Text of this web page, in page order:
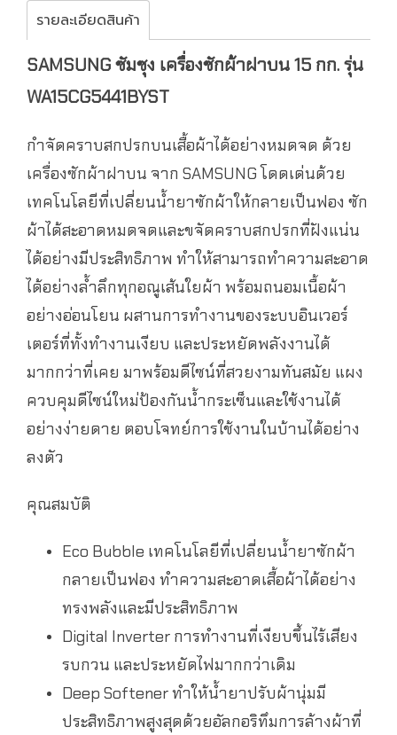
รายละเอียดสินค้า
SAMSUNG ซัมซุง เครื่องซักผ้าฝาบน 15 กก. รุ่น
WA15CG5441BYST
กำจัดคราบสกปรกบนเสื้อผ้าได้อย่างหมดจด ด้วย
เครื่องซักผ้าฝาบน จาก SAMSUNG โดดเด่นด้วย
เทคโนโลยีที่เปลี่ยนน้ำยาซักผ้าให้กลายเป็นฟอง ซัก
ผ้าได้สะอาดหมดจดและขจัดคราบสกปรกที่ฝังแน่น
ได้อย่างมีประสิทธิภาพ ทำให้สามารถทำความสะอาด
ได้อย่างล้ำลึกทุกอณูเส้นใยผ้า พร้อมถนอมเนื้อผ้า
อย่างอ่อนโยน ผสานการทำงานของระบบอินเวอร์
เตอร์ที่ทั้งทำงานเงียบ และประหยัดพลังงานได้
มากกว่าที่เคย มาพร้อมดีไซน์ที่สวยงามทันสมัย แผง
ควบคุมดีไซน์ใหม่ป้องกันน้ำกระเซ็นและใช้งานได้
อย่างง่ายดาย ตอบโจทย์การใช้งานในบ้านได้อย่าง
ลงตัว
คุณสมบัติ
Eco Bubble เทคโนโลยีที่เปลี่ยนน้ำยาซักผ้า
กลายเป็นฟอง ทำความสะอาดเสื้อผ้าได้อย่าง
ทรงพลังและมีประสิทธิภาพ
Digital Inverter การทำงานที่เงียบขึ้นไร้เสียง
รบกวน และประหยัดไฟมากกว่าเดิม
Deep Softener ทำให้น้ำยาปรับผ้านุ่มมี
ประสิทธิภาพสูงสุดด้วยอัลกอริทึมการล้างผ้าที่